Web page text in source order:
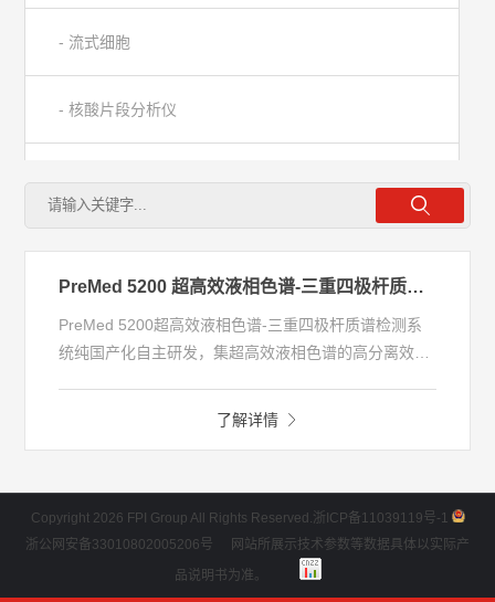
- 流式细胞
- 核酸片段分析仪
- 全自动单分子荧光免疫分析仪
PreMed 5200 超高效液相色谱-三重四极杆质谱检测系统 (LC-MS/MS)
PreMed 5200超高效液相色谱-三重四极杆质谱检测系
统纯国产化自主研发，集超高效液相色谱的高分离效率
高灵敏度定性和定量分析。
了解详情
Copyright 2026 FPI Group All Rights Reserved. 浙ICP备11039119号-1
浙公网安备33010802005206号
网站所展示技术参数等数据具体以实际产
品说明书为准。